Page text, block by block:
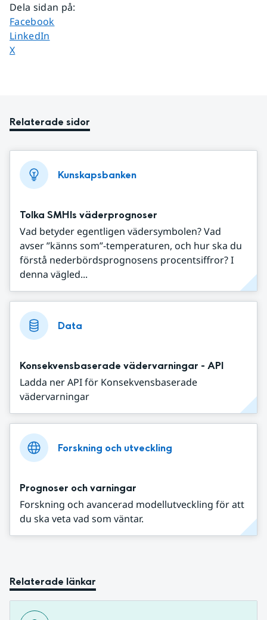
Dela sidan på:
Dela sidan på
Facebook
Dela sidan på
LinkedIn
Dela sidan på
X
Relaterade sidor
Kunskapsbanken
Tolka SMHIs väderprognoser
Vad betyder egentligen vädersymbolen? Vad
avser ”känns som”-temperaturen, och hur ska du
förstå nederbördsprognosens procentsiffror? I
denna vägled...
Data
Konsekvensbaserade vädervarningar - API
Ladda ner API för Konsekvensbaserade
vädervarningar
Forskning och utveckling
Prognoser och varningar
Forskning och avancerad modellutveckling för att
du ska veta vad som väntar.
Relaterade länkar